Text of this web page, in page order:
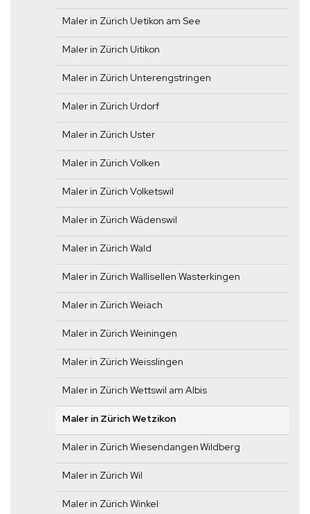
Maler in Zürich Uetikon am See
Maler in Zürich Uitikon
Maler in Zürich Unterengstringen
Maler in Zürich Urdorf
Maler in Zürich Uster
Maler in Zürich Volken
Maler in Zürich Volketswil
Maler in Zürich Wädenswil
Maler in Zürich Wald
Maler in Zürich Wallisellen Wasterkingen
Maler in Zürich Weiach
Maler in Zürich Weiningen
Maler in Zürich Weisslingen
Maler in Zürich Wettswil am Albis
Maler in Zürich Wetzikon
Maler in Zürich Wiesendangen Wildberg
Maler in Zürich Wil
Maler in Zürich Winkel